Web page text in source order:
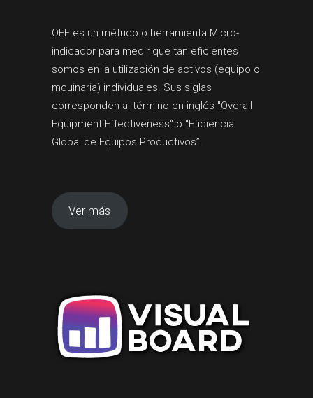
OEE es un métrico o herramienta Micro-
indicador para medir que tan eficientes
somos en la utilización de activos (equipo o
mquinaria) individuales. Sus siglas
corresponden al término en inglés "Overall
Equipment Effectiveness" o "Eficiencia
Global de Equipos Productivos”.
Ver más